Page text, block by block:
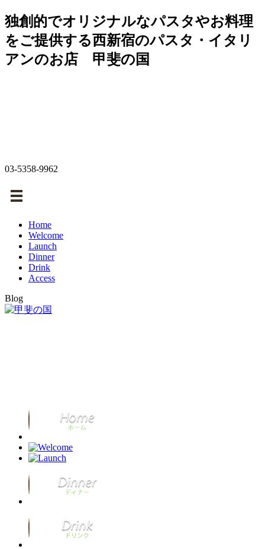
独創的でオリジナルなパスタやお料理
をご提供する西新宿のパスタ・イタリ
アンのお店 甲斐の国
03-5358-9962
Home
Welcome
Launch
Dinner
Drink
Access
Blog